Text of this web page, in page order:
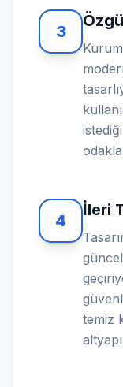
3
4
İleri
temiz